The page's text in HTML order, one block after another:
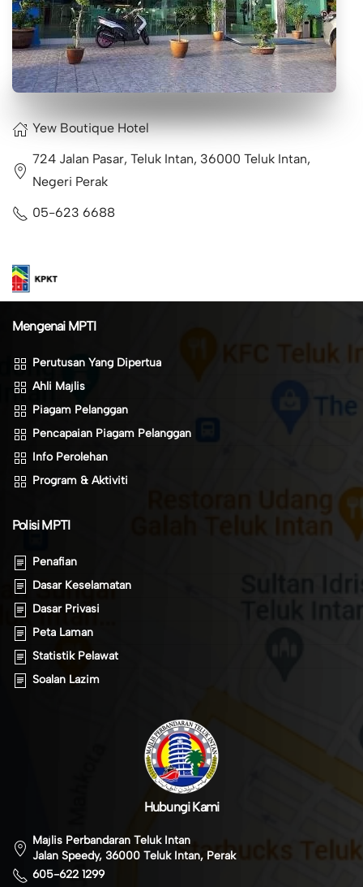
Yew Boutique Hotel
724 Jalan Pasar, Teluk Intan, 36000 Teluk Intan,
Negeri Perak
05-623 6688
Mengenai MPTI
Perutusan Yang Dipertua
Ahli Majlis
Piagam Pelanggan
Pencapaian Piagam Pelanggan
Info Perolehan
Program & Aktiviti
Polisi MPTI
Penafian
Dasar Keselamatan
Dasar Privasi
Peta Laman
Statistik Pelawat
Soalan Lazim
Hubungi Kami
Majlis Perbandaran Teluk Intan
Jalan Speedy, 36000 Teluk Intan, Perak
605-622 1299